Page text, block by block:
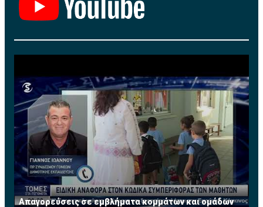
Απαγορεύσεις σε εμβλήματα κομμάτων και ομάδων